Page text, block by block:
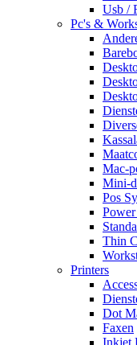
Usb /
Pc's &
Mac-
Mini-
Pos
Thin
Printers
Dot
Faxen
Inkjet